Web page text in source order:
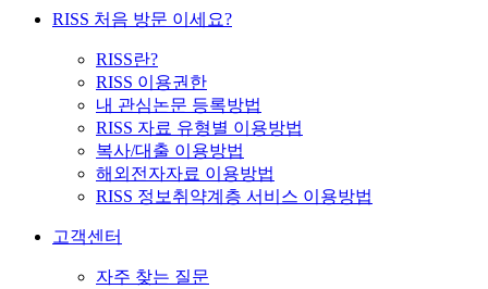
RISS 처음 방문 이세요?
RISS란?
RISS 이용권한
내 관심논문 등록방법
RISS 자료 유형별 이용방법
복사/대출 이용방법
해외전자자료 이용방법
RISS 정보취약계층 서비스 이용방법
고객센터
자주 찾는 질문